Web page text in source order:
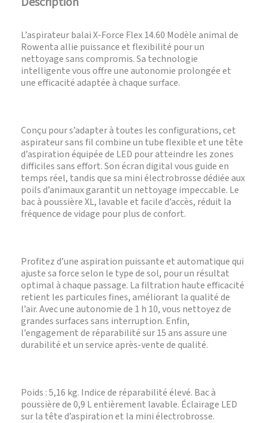
L’aspirateur balai X-Force Flex 14.60 Modèle animal de
Rowenta allie puissance et flexibilité pour un
nettoyage sans compromis. Sa technologie
intelligente vous offre une autonomie prolongée et
une efficacité adaptée à chaque surface.
Conçu pour s’adapter à toutes les configurations, cet
aspirateur sans fil combine un tube flexible et une tête
d’aspiration équipée de LED pour atteindre les zones
difficiles sans effort. Son écran digital vous guide en
temps réel, tandis que sa mini électrobrosse dédiée aux
poils d’animaux garantit un nettoyage impeccable. Le
bac à poussière XL, lavable et facile d’accès, réduit la
fréquence de vidage pour plus de confort.
Profitez d’une aspiration puissante et automatique qui
ajuste sa force selon le type de sol, pour un résultat
optimal à chaque passage. La filtration haute efficacité
retient les particules fines, améliorant la qualité de
l’air. Avec une autonomie de 1 h 10, vous nettoyez de
grandes surfaces sans interruption. Enfin,
l’engagement de réparabilité sur 15 ans assure une
durabilité et un service après-vente de qualité.
Poids : 5,16 kg. Indice de réparabilité élevé. Bac à
poussière de 0,9 L entièrement lavable. Éclairage LED
sur la tête d’aspiration et la mini électrobrosse.